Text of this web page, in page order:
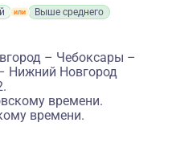
Выше среднего
– Чебоксары –
Нижний Новгород
времени.
времени.